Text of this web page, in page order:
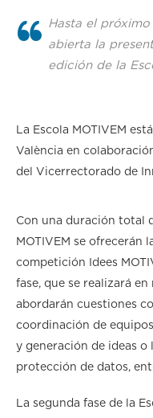
Hasta el
abierta la
edición de la
La Escola MOTIVEM
València en
del Vicerrectorado de
Con una duración total
MOTIVEM se ofrecerán
competición Idees
fase, que se realizará
abordarán cuestiones
coordinación de
y generación de ideas
protección de datos,
La segunda fase de la